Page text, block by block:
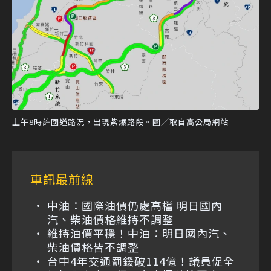
上午8時許國道路況，出現紫爆路段。圖／取自高公局網站
車訊最前線
中油：國際油價仍處高檔 明日國內
汽、柴油價格維持不調整
維持油價平穩！中油：明日國內汽、
柴油價格皆不調整
台中4年交通罰鍰破114億！議員促全